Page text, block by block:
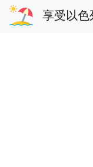
享受以色